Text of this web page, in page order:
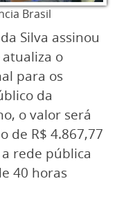
Brasil
Silva assinou
o
para os
da
o valor será
de R$ 4.867,77
rede pública
40 horas